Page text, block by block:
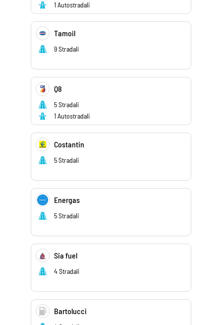
1 Autostradali
Tamoil
9 Stradali
Q8
5 Stradali
1 Autostradali
Costantin
5 Stradali
Energas
5 Stradali
Sia fuel
4 Stradali
Bartolucci